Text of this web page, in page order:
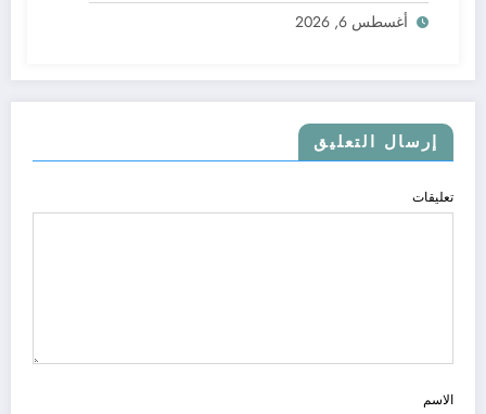
أغسطس 6, 2026
إرسال التعليق
تعليقات
الاسم